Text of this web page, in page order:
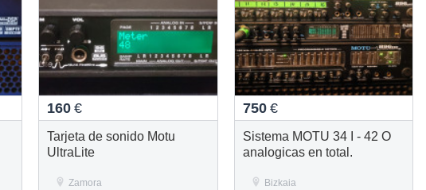
160 €
Tarjeta de sonido Motu
UltraLite
Zamora
750 €
Sistema MOTU 34 I - 42 O
analogicas en total.
Bizkaia